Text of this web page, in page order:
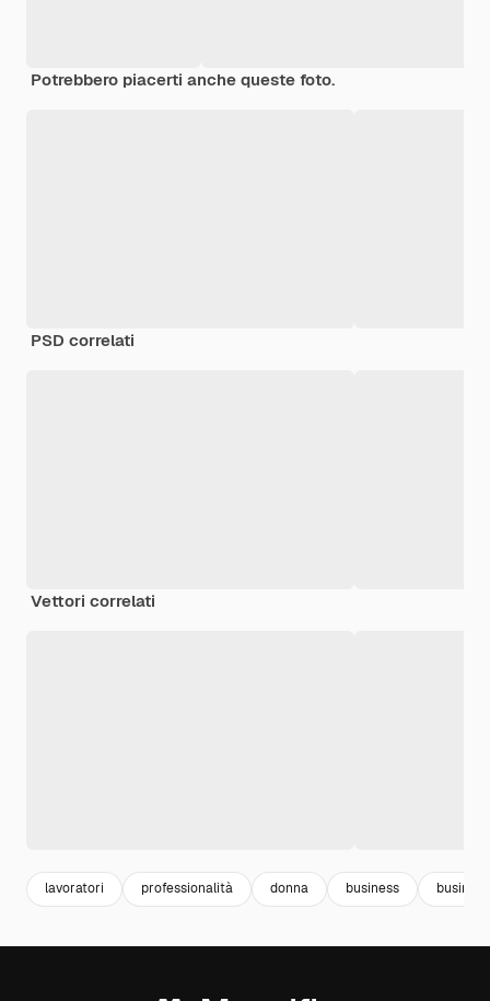
Potrebbero piacerti anche queste foto.
PSD correlati
Vettori correlati
lavoratori professionalità donna business